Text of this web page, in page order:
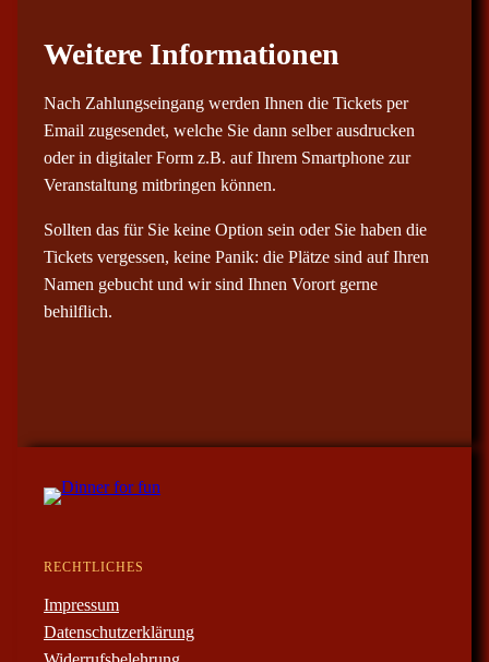
Weitere Informationen
Nach Zahlungseingang werden Ihnen die Tickets per
Email zugesendet, welche Sie dann selber ausdrucken
oder in digitaler Form z.B. auf Ihrem Smartphone zur
Veranstaltung mitbringen können.
Sollten das für Sie keine Option sein oder Sie haben die
Tickets vergessen, keine Panik: die Plätze sind auf Ihren
Namen gebucht und wir sind Ihnen Vorort gerne
behilflich.
RECHTLICHES
Impressum
Datenschutzerklärung